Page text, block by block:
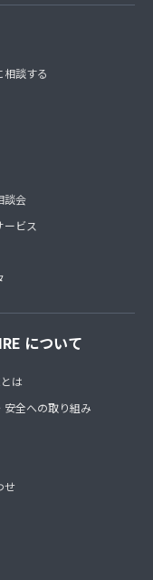
相談する
談会
ービス
について
は
安全への取り組み
せ